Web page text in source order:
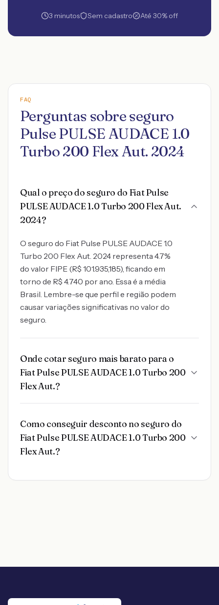
3 minutos Sem cadastro Até 30% off
FAQ
Perguntas sobre seguro
Pulse PULSE AUDACE 1.0
Turbo 200 Flex Aut. 2024
Qual o preço do seguro do Fiat Pulse
PULSE AUDACE 1.0 Turbo 200 Flex Aut.
2024?
O seguro do Fiat Pulse PULSE AUDACE 1.0
Turbo 200 Flex Aut. 2024 representa 4.7%
do valor FIPE (R$ 101.935,185), ficando em
torno de R$ 4.740 por ano. Essa é a média
Brasil. Lembre-se que perfil e região podem
causar variações significativas no valor do
seguro.
Onde cotar seguro mais barato para o
Fiat Pulse PULSE AUDACE 1.0 Turbo 200
Flex Aut.?
Como conseguir desconto no seguro do
Fiat Pulse PULSE AUDACE 1.0 Turbo 200
Flex Aut.?